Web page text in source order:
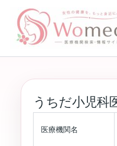
うちだ小児科
医療機関名